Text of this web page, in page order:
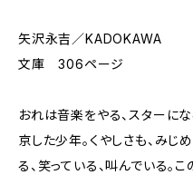
矢沢永吉／KADOKAWA
文庫 306ページ
おれは音楽をやる、スターに
京した少年。くやしさも、みじ
る、笑っている、叫んでいる。